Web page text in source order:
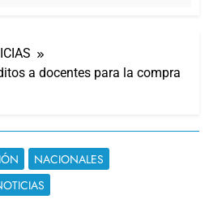
a docentes para la compra
NACIONALES